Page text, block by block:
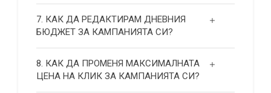
7. КАК ДА РЕДАКТИРАМ ДНЕВНИЯ
БЮДЖЕТ ЗА КАМПАНИЯТА СИ?
8. КАК ДА ПРОМЕНЯ МАКСИМАЛНАТА
ЦЕНА НА КЛИК ЗА КАМПАНИЯТА СИ?